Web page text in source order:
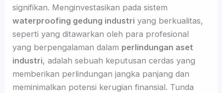
signifikan. Menginvestasikan pada sistem
waterproofing gedung industri yang berkualitas,
seperti yang ditawarkan oleh para profesional
yang berpengalaman dalam perlindungan aset
industri, adalah sebuah keputusan cerdas yang
memberikan perlindungan jangka panjang dan
meminimalkan potensi kerugian finansial. Tunda